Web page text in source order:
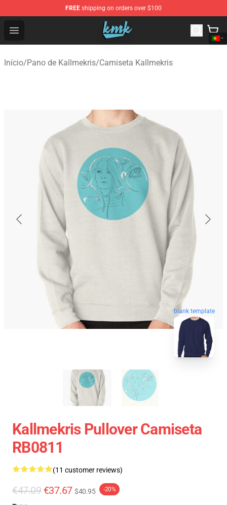
FREE shipping on orders over $100
Open menu
KallMeKris Store - Official KallMeKris Merchandise Shop
Início/Pano de Kallmekris/Camiseta Kallmekris
blank template
Kallmekris Pullover Camiseta
RB0811
(11 customer reviews)
€47.09 €37.67 $40.95 -20%